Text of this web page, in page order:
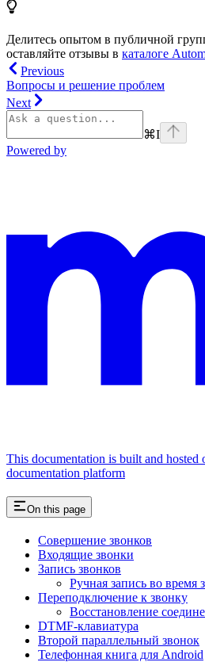
Делитесь опытом в публичной
оставляйте отзывы в каталоге
Previous
Вопросы и решение проблем
Next
⌘I
Powered by
This documentation is built and
documentation platform
On this page
Совершение звонков
Входящие звонки
Запись звонков
Ручная запись во время
Переподключение к звонку
Восстановление
DTMF-клавиатура
Второй параллельный звонок
Телефонная книга для Android